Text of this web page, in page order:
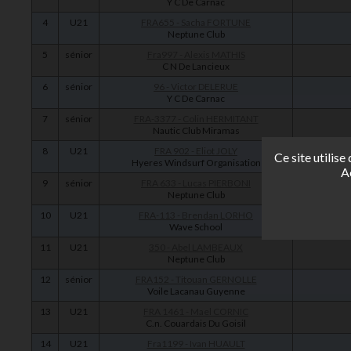
4 U21
Neptune Club
5 sénior
C N De Lancieux
6 sénior
Y C De Carnac
7 sénior
Nautic Club Miramas
8 U21
Hyeres Windsurf Organisation
9 sénior
Neptune Club
10 U21
Wave School
11 U21
Neptune Club
12 sénior
Voile Lacanau Guyenne
13 U21
C.n. Couardais Du Goisil
14 U21
Ce site utilise